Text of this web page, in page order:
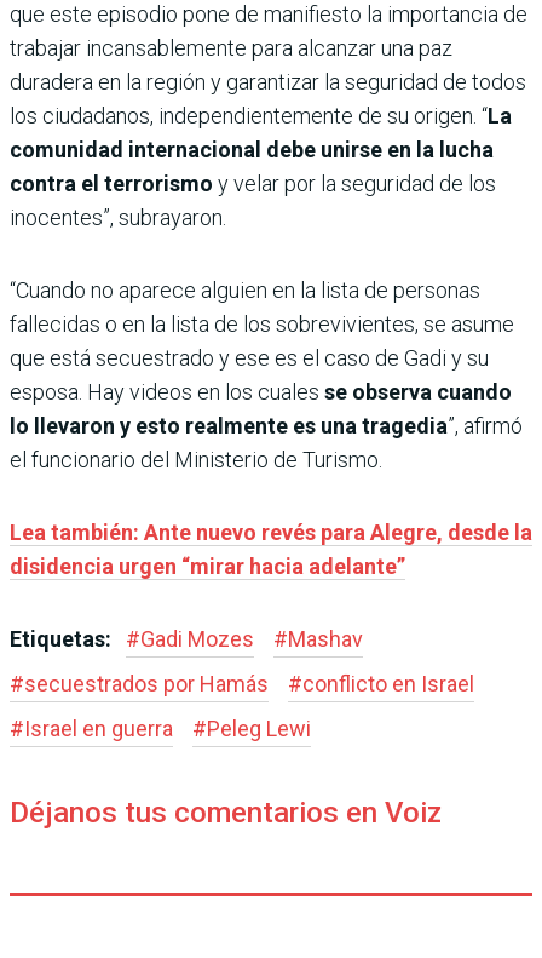
que este episodio pone de manifiesto la importancia de
trabajar incansablemente para alcanzar una paz
duradera en la región y garantizar la seguridad de todos
los ciudadanos, independientemente de su origen. “La
comunidad internacional debe unirse en la lucha
contra el terrorismo y velar por la seguridad de los
inocentes”, subrayaron.
“Cuando no aparece alguien en la lista de personas
fallecidas o en la lista de los sobrevivientes, se asume
que está secuestrado y ese es el caso de Gadi y su
esposa. Hay videos en los cuales se observa cuando
lo llevaron y esto realmente es una tragedia”, afirmó
el funcionario del Ministerio de Turismo.
Lea también: Ante nuevo revés para Alegre, desde la
disidencia urgen “mirar hacia adelante”
Etiquetas: #Gadi Mozes #Mashav
#secuestrados por Hamás #conflicto en Israel
#Israel en guerra #Peleg Lewi
Déjanos tus comentarios en Voiz